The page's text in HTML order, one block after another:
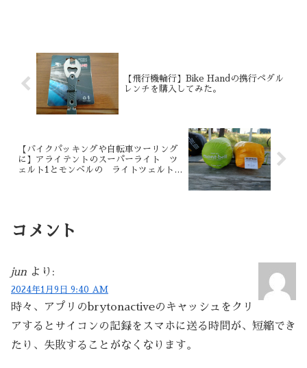
【飛行機輪行】Bike Handの携行ペダル
レンチを購入してみた。
【バイクパッキングや自転車ツーリング
に】アライテントのスーパーライト ツ
ェルト1とモンベルの ライトツェルトを
コメント
jun より:
2024年1月9日 9:40 AM
時々、アプリのbrytonactiveのキャッシュをクリ
アするとサイコンの記録をスマホに送る時間が、短縮でき
たり、失敗することがなくなります。